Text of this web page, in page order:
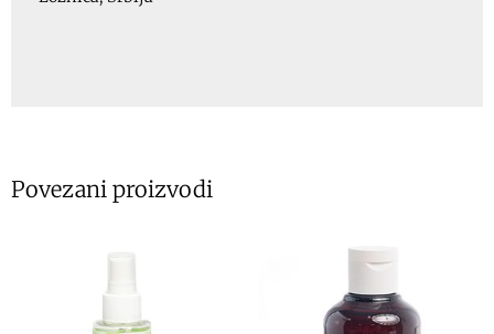
Povezani proizvodi